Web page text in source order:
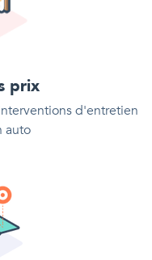
prix
d'entretien
auto